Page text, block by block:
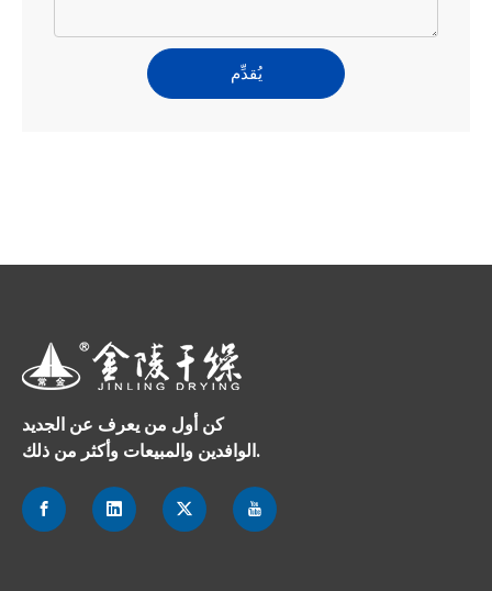
يُقدِّم
كن أول من يعرف عن الجديد
الوافدين والمبيعات وأكثر من ذلك.